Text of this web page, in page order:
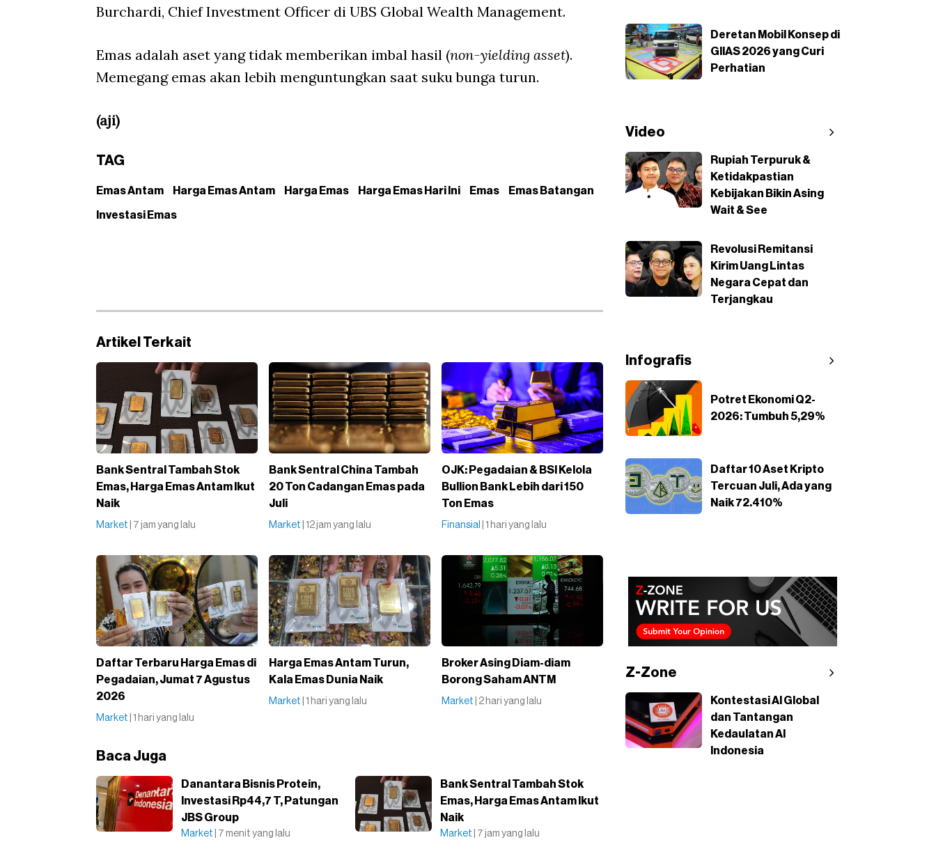
Burchardi, Chief Investment Officer di UBS Global Wealth Management.
Emas adalah aset yang tidak memberikan imbal hasil (non-yielding asset).
Memegang emas akan lebih menguntungkan saat suku bunga turun.
(aji)
TAG
Emas Antam Harga Emas Antam Harga Emas Harga Emas Hari Ini Emas Emas Batangan
Investasi Emas
Artikel Terkait
Bank Sentral Tambah Stok
Emas, Harga Emas Antam Ikut
Naik
Market | 7 jam yang lalu
Bank Sentral China Tambah
20 Ton Cadangan Emas pada
Juli
Market | 12 jam yang lalu
OJK: Pegadaian & BSI Kelola
Bullion Bank Lebih dari 150
Ton Emas
Finansial | 1 hari yang lalu
Daftar Terbaru Harga Emas di
Pegadaian, Jumat 7 Agustus
2026
Market | 1 hari yang lalu
Harga Emas Antam Turun,
Kala Emas Dunia Naik
Market | 1 hari yang lalu
Broker Asing Diam-diam
Borong Saham ANTM
Market | 2 hari yang lalu
Baca Juga
Danantara Bisnis Protein,
Investasi Rp44,7 T, Patungan
JBS Group
Market | 7 menit yang lalu
Bank Sentral Tambah Stok
Emas, Harga Emas Antam Ikut
Naik
Market | 7 jam yang lalu
Deretan Mobil Konsep di
GIIAS 2026 yang Curi
Perhatian
Video
Rupiah Terpuruk &
Ketidakpastian
Kebijakan Bikin Asing
Wait & See
Revolusi Remitansi
Kirim Uang Lintas
Negara Cepat dan
Terjangkau
Infografis
Potret Ekonomi Q2-
2026: Tumbuh 5,29%
Daftar 10 Aset Kripto
Tercuan Juli, Ada yang
Naik 72.410%
Z-Zone
Kontestasi AI Global
dan Tantangan
Kedaulatan AI
Indonesia